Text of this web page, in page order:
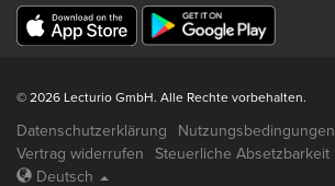
© 2026 Lecturio GmbH. Alle Rechte vorbehalten.
Datenschutzerklärung Nutzungsbedingungen
Vertrag widerrufen
Steuerliche Absetzbarkeit
Deutsch